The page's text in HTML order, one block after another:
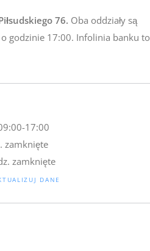
76. Oba oddziały są
godzinie 17:00. Infolinia banku to
17:00
zamknięte
zamknięte
DANE